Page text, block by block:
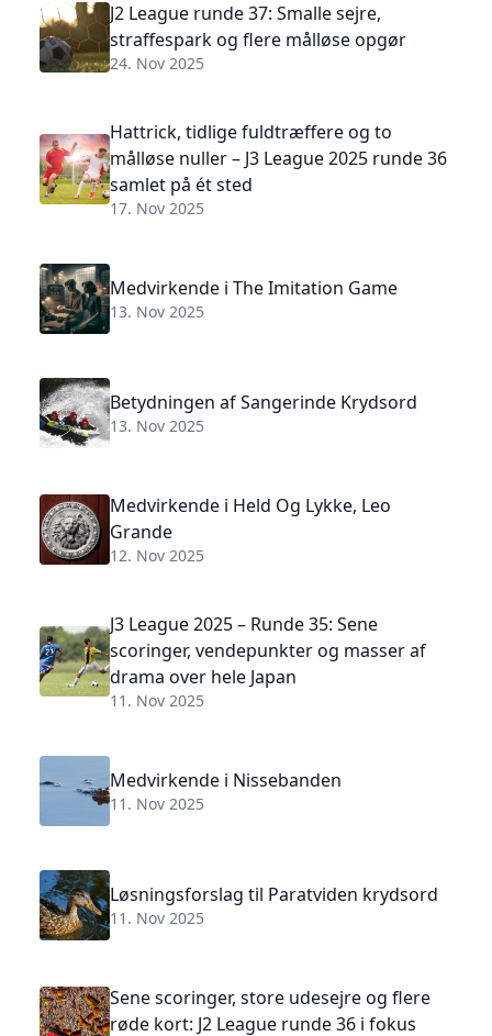
J2 League runde 37: Smalle sejre,
straffespark og flere målløse opgør
24. Nov 2025
Hattrick, tidlige fuldtræffere og to
målløse nuller – J3 League 2025 runde 36
samlet på ét sted
17. Nov 2025
Medvirkende i The Imitation Game
13. Nov 2025
Betydningen af Sangerinde Krydsord
13. Nov 2025
Medvirkende i Held Og Lykke, Leo
Grande
12. Nov 2025
J3 League 2025 – Runde 35: Sene
scoringer, vendepunkter og masser af
drama over hele Japan
11. Nov 2025
Medvirkende i Nissebanden
11. Nov 2025
Løsningsforslag til Paratviden krydsord
11. Nov 2025
Sene scoringer, store udesejre og flere
røde kort: J2 League runde 36 i fokus